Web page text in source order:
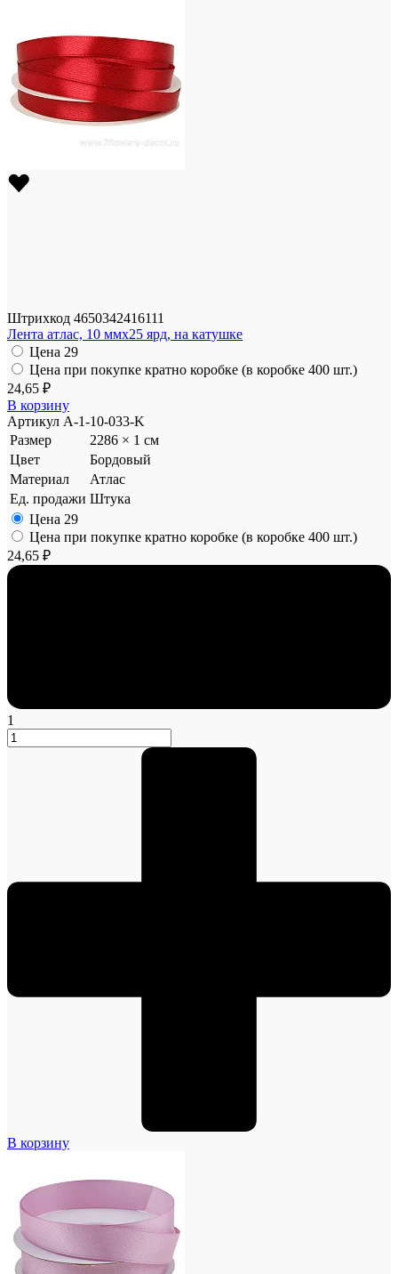
Штрихкод 4650342416111
Лента атлас, 10 ммx25 ярд, на катушке
Цена 29
Цена при покупке кратно коробке (в коробке 400 шт.)
24,65 ₽
В корзину
Артикул A-1-10-033-K
Размер
2286 × 1 см
Цвет
Бордовый
Материал
Атлас
Ед. продажи Штука
Цена 29
Цена при покупке кратно коробке (в коробке 400 шт.)
24,65 ₽
1
В корзину